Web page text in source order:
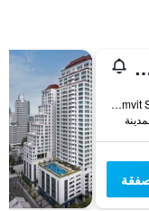
سوكومفيت نانا
73 Sukhumvit Soi 4 Road, (nana), بانكوك, تايلاند